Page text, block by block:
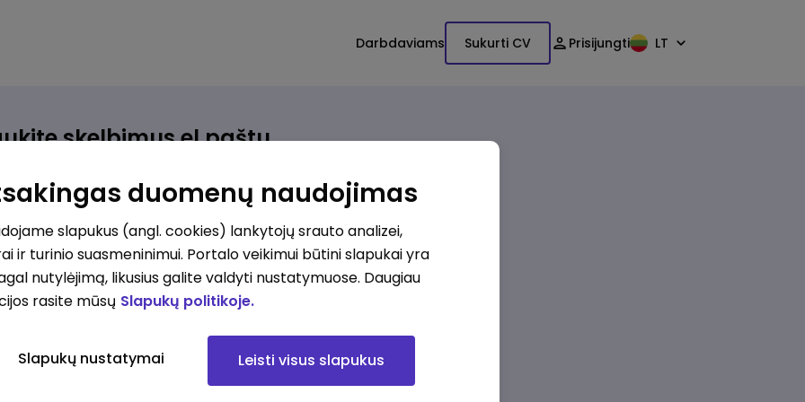
Darbdaviams Sukurti CV Prisijungti LT
skelbimus el.paštu
atsiras, iš karto gausite jį el. paštu.
ieškote darbo?*
Pridėti naują
Kokios srities darbo pasiūlymai jus domina?
Pridėti naują
duomenų naudojimas
slapukus (angl. cookies) lankytojų srauto analizei,
ir turinio suasmeninimui. Portalo veikimui būtini slapukai yra
nutylėjimą, likusius galite valdyti nustatymuose. Daugiau
rasite mūsų Slapukų politikoje.
Slapukų nustatymai Leisti visus slapukus